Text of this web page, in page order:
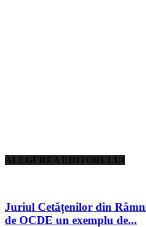
ALEGEREA EDITORULUI
Juriul Cetățenilor din
de OCDE un exemplu de...